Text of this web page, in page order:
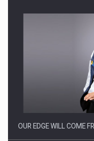
Producatorii si
OUR EDGE WILL COME